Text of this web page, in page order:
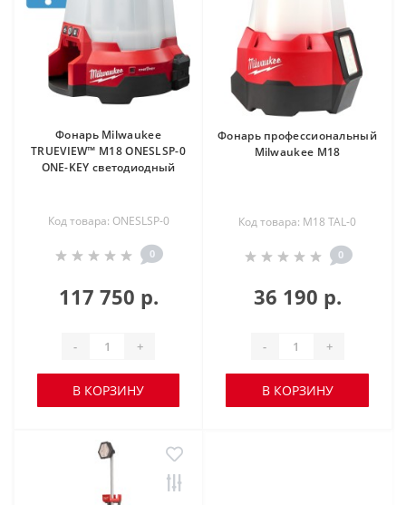
Фонарь Milwaukee
TRUEVIEW™ M18 ONESLSP-0
ONE-KEY светодиодный
Код товара: ONESLSP-0
0
117 750 р.
- +
В КОРЗИНУ
Фонарь профессиональный
Milwaukee M18
Код товара: M18 TAL-0
0
36 190 р.
- +
В КОРЗИНУ